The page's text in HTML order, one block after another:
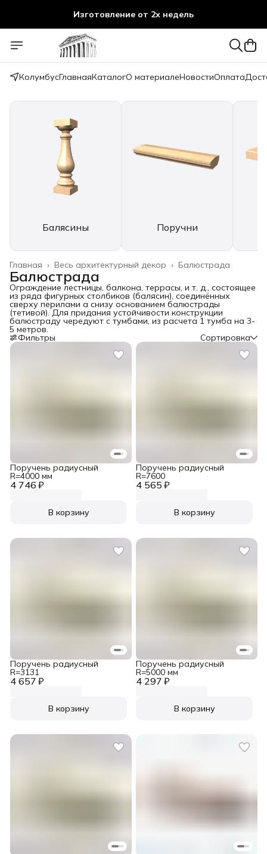
Изготовление от 2х недель
КолумбусГлавнаяКаталогО материалеНовостиОплата
Балясины Поручни
Балюстрада
Весь архитектурный декор ›
Главная ›
Балюстрада
Ограждение лестницы, балкона, террасы, и т. д., состоящее
из ряда фигурных столбиков (балясин), соединённых
сверху перилами а снизу основанием балюстрады
(тетивой). Для придания устойчивости конструкции
балюстраду чередуют с тумбами, из расчета 1 тумба на 3-
5 метров.
Фильтры Сортировка
4 746 ₽
Поручень радиусный
R=4000 мм
В корзину
4 565 ₽
Поручень радиусный
R=7600
В корзину
4 657 ₽
Поручень радиусный
R=3131
В корзину
4 297 ₽
Поручень радиусный
R=5000 мм
В корзину